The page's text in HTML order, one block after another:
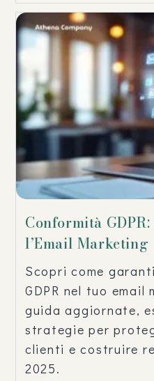
Conformità
l’Email Marketing
Scopri come
GDPR nel tuo
guida aggiornate,
strategie per
clienti e costruire
2025.